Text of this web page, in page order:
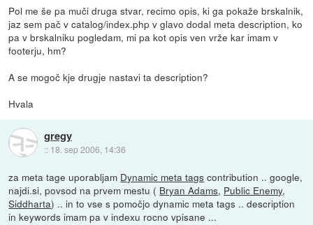
Pol me še pa muči druga stvar, recimo opis, ki ga pokaže brskalnik,
jaz sem pač v catalog/index.php v glavo dodal meta description, ko
pa v brskalniku pogledam, mi pa kot opis ven vrže kar imam v
footerju, hm?
A se mogoč kje drugje nastavi ta description?
Hvala
gregy
:: 18. sep 2006, 14:36
za meta tage uporabljam Dynamic meta tags contribution .. google,
najdi.si, povsod na prvem mestu ( Bryan Adams, Public Enemy,
Siddharta) .. in to vse s pomočjo dynamic meta tags .. description
in keywords imam pa v indexu rocno vpisane ...